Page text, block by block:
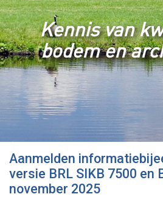
Kennis van
bodem en
Aanmelden
versie BRL SIKB 7500 en
november 2025